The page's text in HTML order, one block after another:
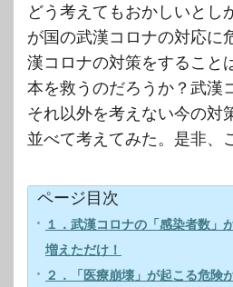
どう考えてもおかしいとし
が国の武漢コロナの対応に
漢コロナの対策をすること
本を救うのだろうか？武漢
それ以外を考えない今の対
並べて考えてみた。是非、
ページ目次
１．武漢コロナの「感染者数」
増えただけ！
２．「医療崩壊」が起こる危険